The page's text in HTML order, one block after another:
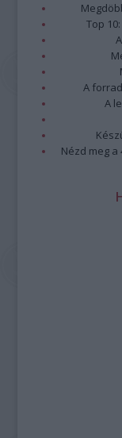
Top
A
A
Nézd meg